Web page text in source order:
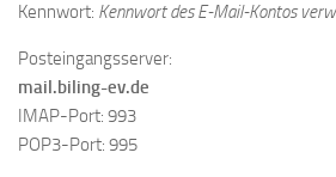
Kennwort: Kennwort des E-Mail-Kontos
Posteingangsserver:
mail.biling-ev.de
IMAP-Port: 993
POP3-Port: 995